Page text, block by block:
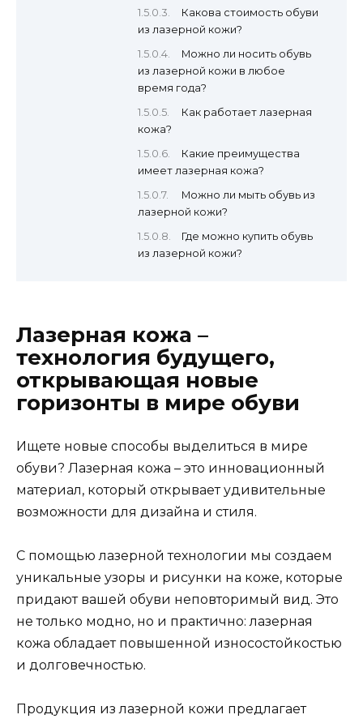
Какова стоимость обуви
из лазерной кожи?
Можно ли носить обувь
из лазерной кожи в любое
время года?
Как работает лазерная
кожа?
Какие преимущества
имеет лазерная кожа?
Можно ли мыть обувь из
лазерной кожи?
Где можно купить обувь
из лазерной кожи?
Лазерная кожа –
технология будущего,
открывающая новые
горизонты в мире обуви
Ищете новые способы выделиться в мире
обуви? Лазерная кожа – это инновационный
материал, который открывает удивительные
возможности для дизайна и стиля.
С помощью лазерной технологии мы создаем
уникальные узоры и рисунки на коже, которые
придают вашей обуви неповторимый вид. Это
не только модно, но и практично: лазерная
кожа обладает повышенной износостойкостью
и долговечностью.
Продукция из лазерной кожи предлагает